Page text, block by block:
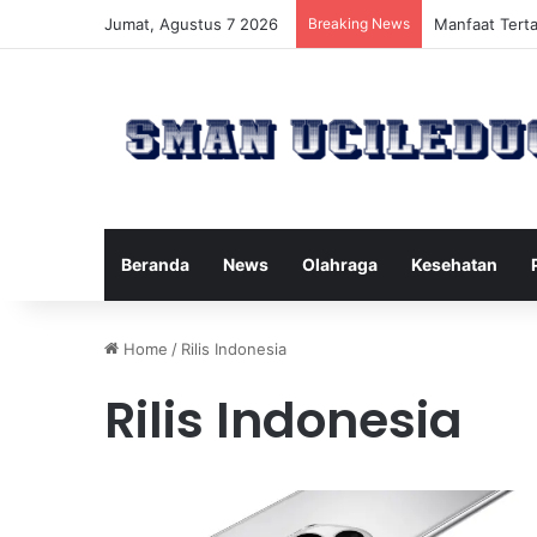
Jumat, Agustus 7 2026 Breaking News Manfaat
Beranda News Olahraga Kesehatan
Home / Rilis Indonesia
Rilis Indonesia